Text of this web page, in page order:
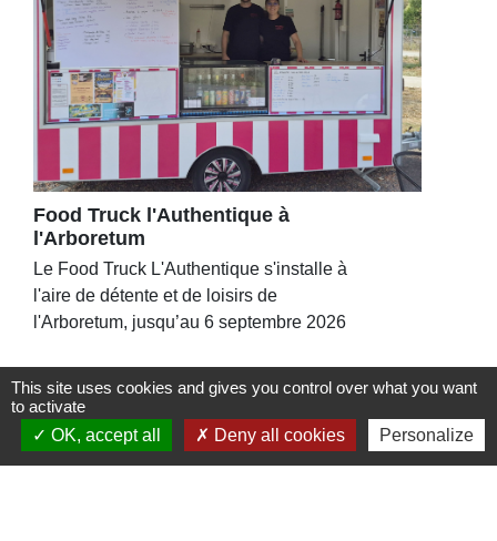
Food Truck l'Authentique à
l'Arboretum
Le Food Truck L'Authentique s'installe à
l'aire de détente et de loisirs de
l'Arboretum, jusqu’au 6 septembre 2026
This site uses cookies and gives you control over what you want
to activate
OK, accept all
Deny all cookies Personalize